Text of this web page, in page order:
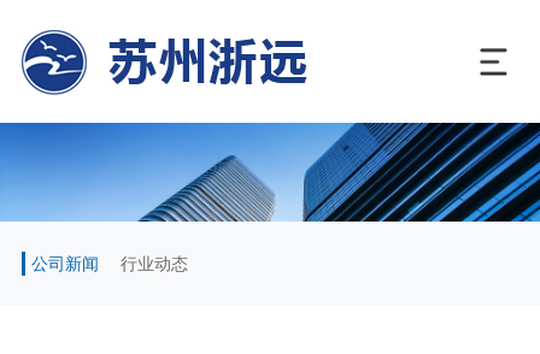
公司新闻 行业动态